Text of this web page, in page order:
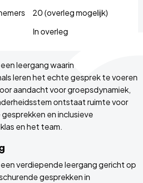
20 (overleg mogelijk)
In overleg
leergang waarin
leren het echte gesprek te voeren
aandacht voor groepsdynamiek,
ontstaat ruimte voor
en inclusieve
en het team.
verdiepende leergang gericht op
gesprekken in